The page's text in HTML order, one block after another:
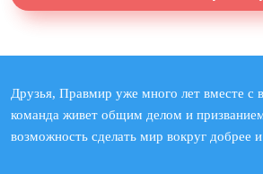
Друзья, Правмир уже много лет вместе с
команда живет общим делом и
возможность сделать мир вокруг добрее